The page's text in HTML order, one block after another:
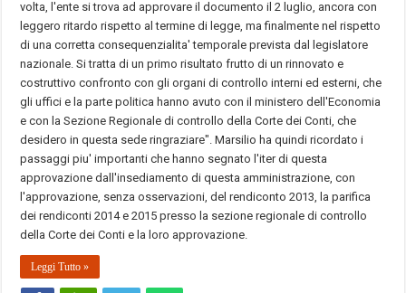
volta, l'ente si trova ad approvare il documento il 2 luglio, ancora con
leggero ritardo rispetto al termine di legge, ma finalmente nel rispetto
di una corretta consequenzialita' temporale prevista dal legislatore
nazionale. Si tratta di un primo risultato frutto di un rinnovato e
costruttivo confronto con gli organi di controllo interni ed esterni, che
gli uffici e la parte politica hanno avuto con il ministero dell'Economia
e con la Sezione Regionale di controllo della Corte dei Conti, che
desidero in questa sede ringraziare". Marsilio ha quindi ricordato i
passaggi piu' importanti che hanno segnato l'iter di questa
approvazione dall'insediamento di questa amministrazione, con
l'approvazione, senza osservazioni, del rendiconto 2013, la parifica
dei rendiconti 2014 e 2015 presso la sezione regionale di controllo
della Corte dei Conti e la loro approvazione.
Leggi Tutto »